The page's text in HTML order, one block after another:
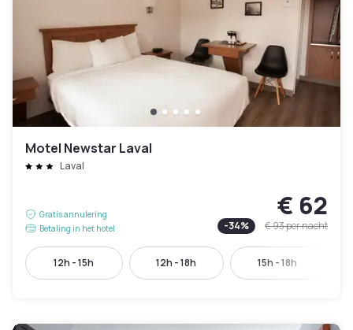
Motel Newstar Laval
Laval
Gratis annulering
Betaling in het hotel
€ 62
-34% € 93per nacht
12h - 15h 12h - 18h 15h - 18h